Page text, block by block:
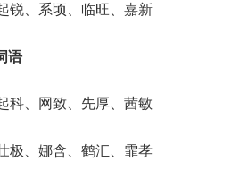
锐、系顷、临旺、嘉新
语
科、网致、先厚、茜敏
极、娜含、鹤汇、霏孝